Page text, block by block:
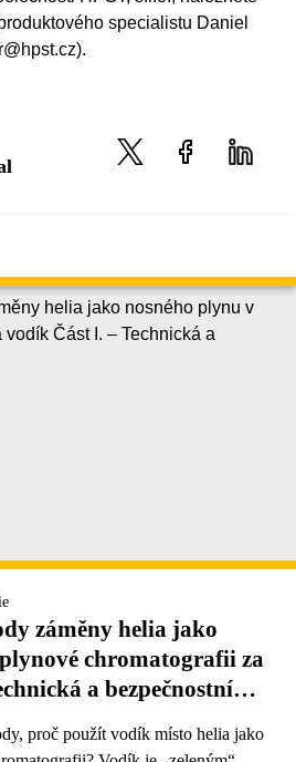
specialistu Daniel
záměny helia jako
chromatografii za
a bezpečnostní
proč použít vodík místo helia jako